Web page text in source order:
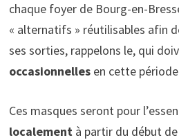
chaque foyer de Bourg-en-
« alternatifs » réutilisables afin
ses sorties, rappelons le, qui
occasionnellesen cette
Ces masques seront pour
localementà partir du début de